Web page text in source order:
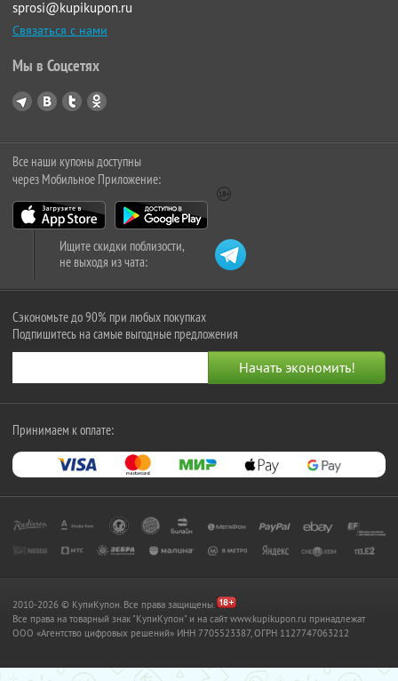
sprosi@kupikupon.ru
Связаться с нами
Мы в Соцсетях
Все наши купоны доступны
через Мобильное Приложение:
Ищите скидки поблизости,
не выходя из чата:
Сэкономьте до 90% при любых покупках
Подпишитесь на самые выгодные предложения
Принимаем к оплате:
2010-2026 © КупиКупон. Все права защищены.
Все права на товарный знак "КупиКупон" и на сайт www.kupikupon.ru принадлежат
OOO «Агентство цифровых решений» ИНН 7705523387, ОГРН 1127747063212